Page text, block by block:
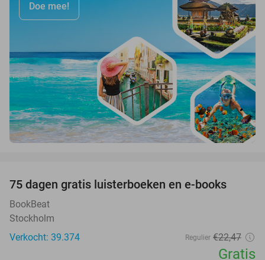
Doe mee!
75 dagen gratis luisterboeken en e-books
BookBeat
Stockholm
Verkocht: 39.374
Regulier €22,47
Gratis